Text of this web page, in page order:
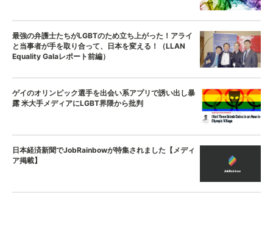
最強の弁護士たちがLGBTのため立ち上がった！アライ
と当事者が手を取り合って、日本を変える！（LLAN
Equality Galaレポート前編）
ゲイのオリンピック選手を出会い系アプリで誘い出し暴
露 米大手メディアにLGBT界隈から批判
日本経済新聞でJobRainbowが特集されました【メディ
ア掲載】